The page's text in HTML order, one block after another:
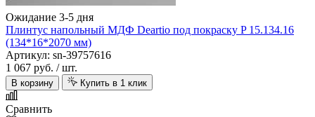
Ожидание 3-5 дня
Плинтус напольный МДФ Deartio под покраску P 15.134.16
(134*16*2070 мм)
Артикул: sn-39757616
1 067 руб. / шт.
В корзину Купить в 1 клик
Сравнить